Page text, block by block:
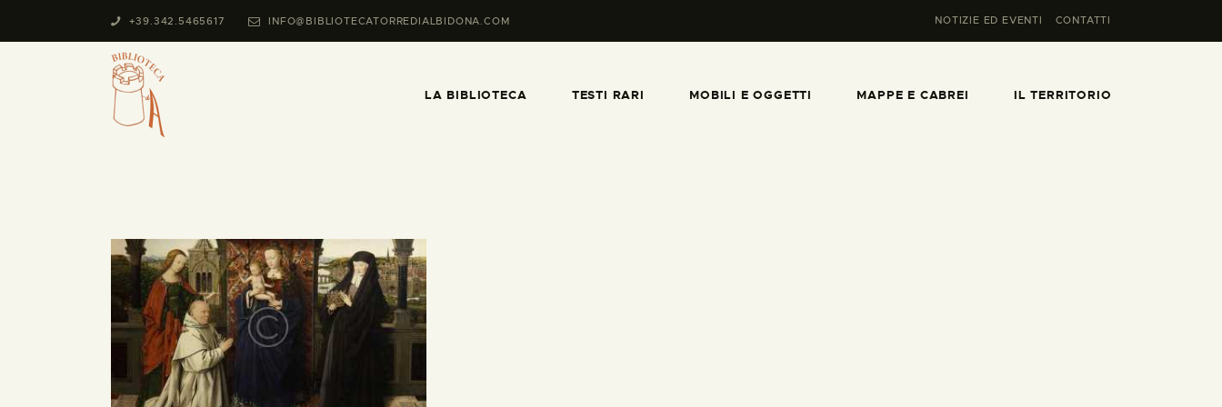
+39.342.5465617 INFO@BIBLIOTECATORREDIALBIDONA.COM NOTIZIE ED EVENTI CONTATTI
LA BIBLIOTECA TESTI RARI MOBILI E OGGETTI MAPPE E CABREI IL TERRITORIO
HOME PAGE
IL TERRITORIO
CATALOGO
INFORMAZIONI UTILI